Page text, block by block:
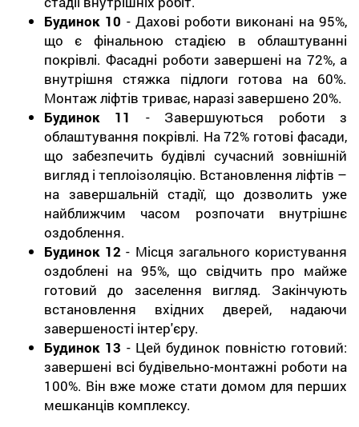
Будинок 10 - Дахові роботи виконані на 95%,
що є фінальною стадією в облаштуванні
покрівлі. Фасадні роботи завершені на 72%, а
внутрішня стяжка підлоги готова на 60%.
Монтаж ліфтів триває, наразі завершено 20%.
Будинок 11
- Завершуються роботи з
облаштування покрівлі. На 72% готові фасади,
що забезпечить будівлі сучасний зовнішній
вигляд і теплоізоляцію. Встановлення ліфтів –
на завершальній стадії, що дозволить уже
найближчим часом розпочати внутрішнє
оздоблення.
Будинок 12 - Місця загального користування
оздоблені на 95%, що свідчить про майже
готовий до заселення вигляд. Закінчують
встановлення вхідних дверей, надаючи
завершеності інтер'єру.
Будинок 13 - Цей будинок повністю готовий:
завершені всі будівельно-монтажні роботи на
100%. Він вже може стати домом для перших
мешканців комплексу.